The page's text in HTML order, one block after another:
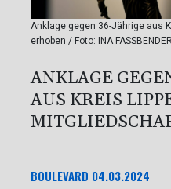
Anklage gegen 36-Jährige aus
erhoben / Foto: INA
ANKLAGE
AUS KREIS
BOULEVARD 04.03.2024